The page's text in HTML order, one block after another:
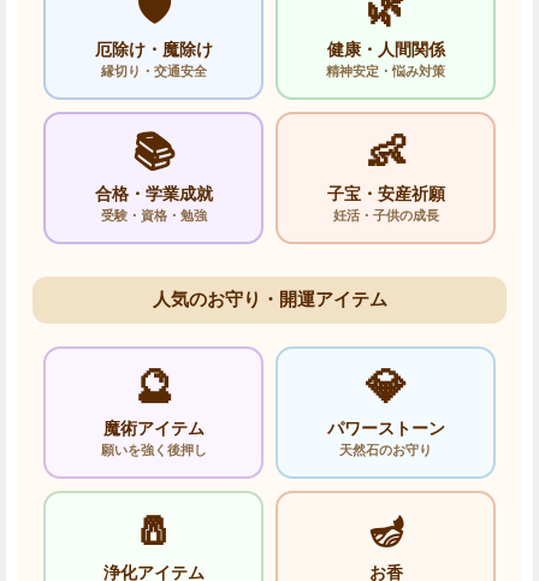
厄除け・魔除け
縁切り・交通安全
健康・人間関係
精神安定・悩み対策
📚
合格・学業成就
受験・資格・勉強
👶
子宝・安産祈願
妊活・子供の成長
人気のお守り・開運アイテム
🔮
魔術アイテム
願いを強く後押し
💎
パワーストーン
天然石のお守り
🧂
浄化アイテム
🪔
お香